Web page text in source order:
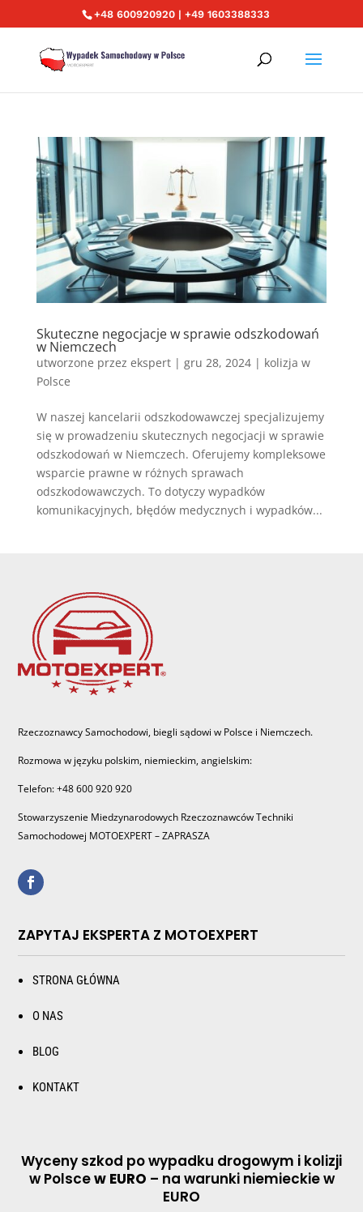
+48 600920920 | +49 1603388333
Skuteczne negocjacje w sprawie odszkodowań
w Niemczech
utworzone przez ekspert| gru 28, 2024| kolizja w
Polsce
W naszej kancelarii odszkodowawczej specjalizujemy
się w prowadzeniu skutecznych negocjacji w sprawie
odszkodowań w Niemczech. Oferujemy kompleksowe
wsparcie prawne w różnych sprawach
odszkodowawczych. To dotyczy wypadków
komunikacyjnych, błędów medycznych i wypadków...
Rzeczoznawcy Samochodowi, biegli sądowi w Polsce i Niemczech.
Rozmowa w języku polskim, niemieckim, angielskim:
Telefon: +48 600 920 920
Stowarzyszenie Miedzynarodowych Rzeczoznawców Techniki
Samochodowej MOTOEXPERT – ZAPRASZA
ZAPYTAJ EKSPERTA Z MOTOEXPERT
STRONA GŁÓWNA
O NAS
BLOG
KONTAKT
Wyceny szkod po wypadku drogowym i kolizji
w Polscew EURO – na warunki niemieckie w
EURO